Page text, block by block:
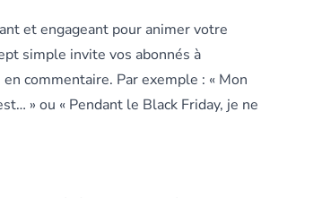
et engageant pour animer votre
simple invite vos abonnés à
commentaire. Par exemple : « Mon
» ou « Pendant le Black Friday, je ne